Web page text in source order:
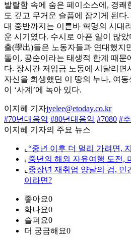
발랄함 속에 숨은 페이소스에, 경쾌
도 깊고 무거운 슬픔에 잠기게 된다.
대 중반까지는 이른바 혁명의 시대
운 시기였다. 수시로 아픈 일이 많
출(學出)들은 노동자들과 연대했지
돌이, 공순이라는 태생적 한계 때문
다. 장시간 저임금 노동에 시달리면
자신을 희생했던 이 땅의 누나, 여
이 ‘사계’에 녹아 있다.
이지혜 기자jyelee@etoday.co.kr
#70년대음악 #80년대음악 #7080 #
이지혜 기자의 주요 뉴스
⌞ “중년 이후 더 멀리 가려면,
⌞ 중년의 해외 자유여행 도전,
⌞ 중장년 재취업 양날의 검, 민
이라면?
좋아요0
화나요0
슬퍼요0
더 궁금해요0